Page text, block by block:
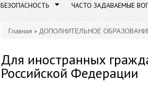
БЕЗОПАСНОСТЬ ЧАСТО ЗАДАВАЕМЫЕ
Вы здесь
Главная » ДОПОЛНИТЕЛЬНОЕ
Для иностранных
Российской Федерации